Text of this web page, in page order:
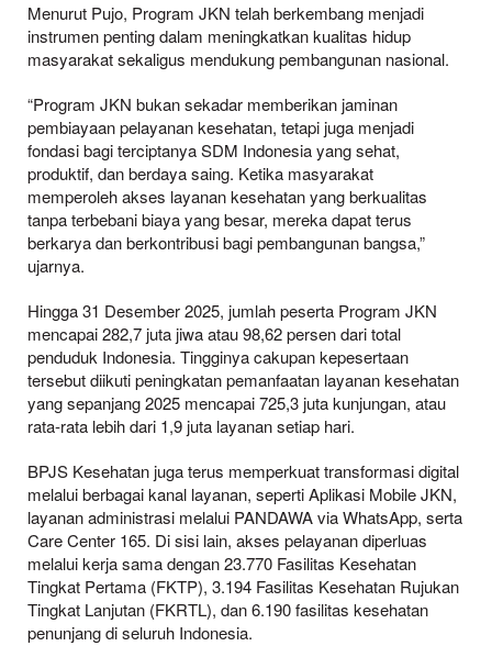
Menurut Pujo, Program JKN telah berkembang menjadi
instrumen penting dalam meningkatkan kualitas hidup
masyarakat sekaligus mendukung pembangunan nasional.
“Program JKN bukan sekadar memberikan jaminan
pembiayaan pelayanan kesehatan, tetapi juga menjadi
fondasi bagi terciptanya SDM Indonesia yang sehat,
produktif, dan berdaya saing. Ketika masyarakat
memperoleh akses layanan kesehatan yang berkualitas
tanpa terbebani biaya yang besar, mereka dapat terus
berkarya dan berkontribusi bagi pembangunan bangsa,”
ujarnya.
Hingga 31 Desember 2025, jumlah peserta Program JKN
mencapai 282,7 juta jiwa atau 98,62 persen dari total
penduduk Indonesia. Tingginya cakupan kepesertaan
tersebut diikuti peningkatan pemanfaatan layanan kesehatan
yang sepanjang 2025 mencapai 725,3 juta kunjungan, atau
rata-rata lebih dari 1,9 juta layanan setiap hari.
BPJS Kesehatan juga terus memperkuat transformasi digital
melalui berbagai kanal layanan, seperti Aplikasi Mobile JKN,
layanan administrasi melalui PANDAWA via WhatsApp, serta
Care Center 165. Di sisi lain, akses pelayanan diperluas
melalui kerja sama dengan 23.770 Fasilitas Kesehatan
Tingkat Pertama (FKTP), 3.194 Fasilitas Kesehatan Rujukan
Tingkat Lanjutan (FKRTL), dan 6.190 fasilitas kesehatan
penunjang di seluruh Indonesia.